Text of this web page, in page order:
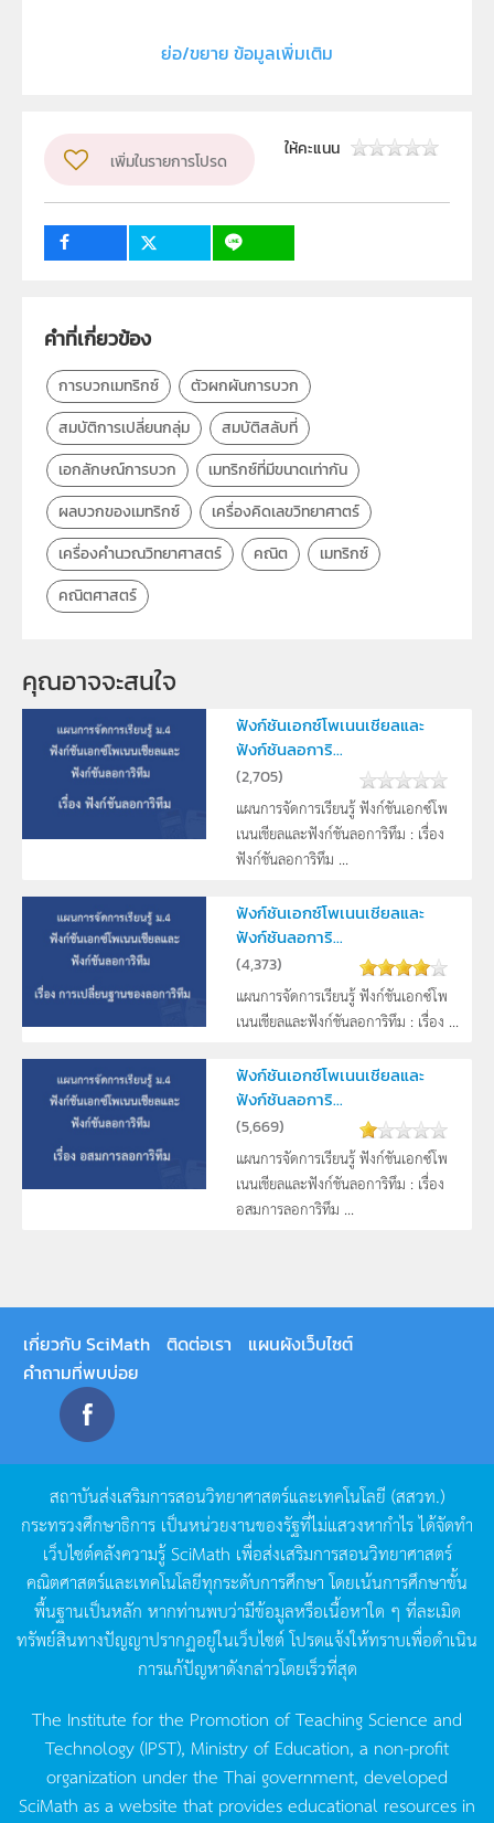
คิดเลขวิทยาศาตร์, เครื่องคำนวณวิทยาศาสตร์
คาสิโอ มาร์เก็ตติ้ง (ประเทศไทย)
นายจำเริญ อนันตธรรมรส
วิชา
คณิตศาสตร์
กลุ่มเป้าหมาย
ย่อ/ขยาย ข้อมูลเพิ่มเติม
เพิ่มในรายการโปรด
ให้คะแนน
คำที่เกี่ยวข้อง
การบวกเมทริกซ์
ตัวผกผันการบวก
สมบัติการเปลี่ยนกลุ่ม
สมบัติสลับที่
เอกลักษณ์การบวก
เมทริกซ์ที่มีขนาดเท่ากัน
ผลบวกของเมทริกซ์
เครื่องคิดเลขวิทยาศาตร์
เครื่องคำนวณวิทยาศาสตร์
คณิต
เมทริกซ์
คณิตศาสตร์
คุณอาจจะสนใจ
ฟังก์ชันเอกซ์โพเนนเชียลและ
ฟังก์ชันลอการิ...
(2,705)
แผนการจัดการเรียนรู้ ฟังก์ชันเอกซ์โพ
เนนเชียลและฟังก์ชันลอการิทึม : เรื่อง
ฟังก์ชันลอการิทึม ...
ฟังก์ชันเอกซ์โพเนนเชียลและ
ฟังก์ชันลอการิ...
(4,373)
แผนการจัดการเรียนรู้ ฟังก์ชันเอกซ์โพ
เนนเชียลและฟังก์ชันลอการิทึม : เรื่อง ...
ฟังก์ชันเอกซ์โพเนนเชียลและ
ฟังก์ชันลอการิ...
(5,669)
แผนการจัดการเรียนรู้ ฟังก์ชันเอกซ์โพ
เนนเชียลและฟังก์ชันลอการิทึม : เรื่อง
อสมการลอการิทึม ...
เกี่ยวกับ SciMath ติดต่อเรา
แผนผังเว็บไซต์
คำถามที่พบบ่อย
สถาบันส่งเสริมการสอนวิทยาศาสตร์และเทคโนโลยี (สสวท.)
กระทรวงศึกษาธิการ เป็นหน่วยงานของรัฐที่ไม่แสวงหากำไรได้จัดทำ
เว็บไซต์คลังความรู้SciMath เพื่อส่งเสริมการสอนวิทยาศาสตร์
คณิตศาสตร์และเทคโนโลยีทุกระดับการศึกษา โดยเน้นการศึกษาขั้น
พื้นฐานเป็นหลัก หากท่านพบว่ามีข้อมูลหรือเนื้อหาใด ๆ ที่ละเมิด
ทรัพย์สินทางปัญญาปรากฏอยู่ในเว็บไซต์โปรดแจ้งให้ทราบเพื่อดำเนิน
การแก้ปัญหาดังกล่าวโดยเร็วที่สุด
The Institute for the Promotion of Teaching Science and
Technology (IPST), Ministry of Education, a non-profit
organization under the Thai government, developed
SciMath as a website that provides educational resources in